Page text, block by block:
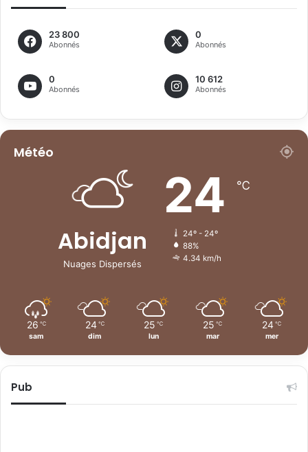
23 800
Abonnés
0
Abonnés
0
Abonnés
10 612
Abonnés
Météo
Abidjan
Nuages Dispersés
24 ℃
24º - 24º
88%
4.34 km/h
26 ℃
sam
24 ℃
dim
25 ℃
lun
25 ℃
mar
24 ℃
mer
Pub